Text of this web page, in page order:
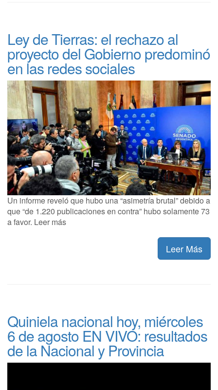
Ley de Tierras: el rechazo al
proyecto del Gobierno predominó
en las redes sociales
Un informe reveló que hubo una “asimetría brutal” debido a
que “de 1.220 publicaciones en contra” hubo solamente 73
a favor. Leer más
Leer Más
Quiniela nacional hoy, miércoles
6 de agosto EN VIVO: resultados
de la Nacional y Provincia